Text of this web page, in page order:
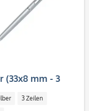
(33x8 mm - 3
3 Zeilen